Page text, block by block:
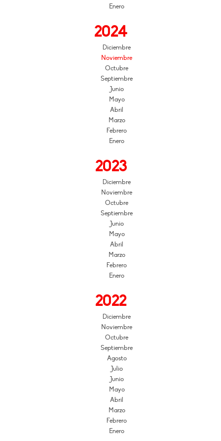
Enero
2024
Diciembre
Noviembre
Octubre
Septiembre
Junio
Mayo
Abril
Marzo
Febrero
Enero
2023
Diciembre
Noviembre
Octubre
Septiembre
Junio
Mayo
Abril
Marzo
Febrero
Enero
2022
Diciembre
Noviembre
Octubre
Septiembre
Agosto
Julio
Junio
Mayo
Abril
Marzo
Febrero
Enero